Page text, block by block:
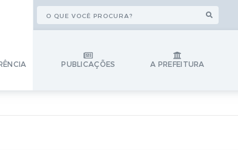
PUBLICAÇÕES A PREFEITURA